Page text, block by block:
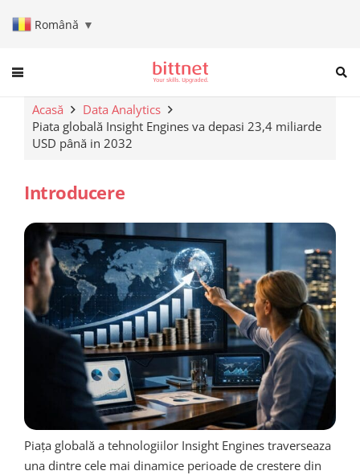
Română ▼
When autocomplete results
Acasă
Data Analytics
Piata globală Insight Engines va depasi 23,4 miliarde
USD până in 2032
Introducere
Piața globală a tehnologiilor Insight Engines traverseaza
una dintre cele mai dinamice perioade de crestere din